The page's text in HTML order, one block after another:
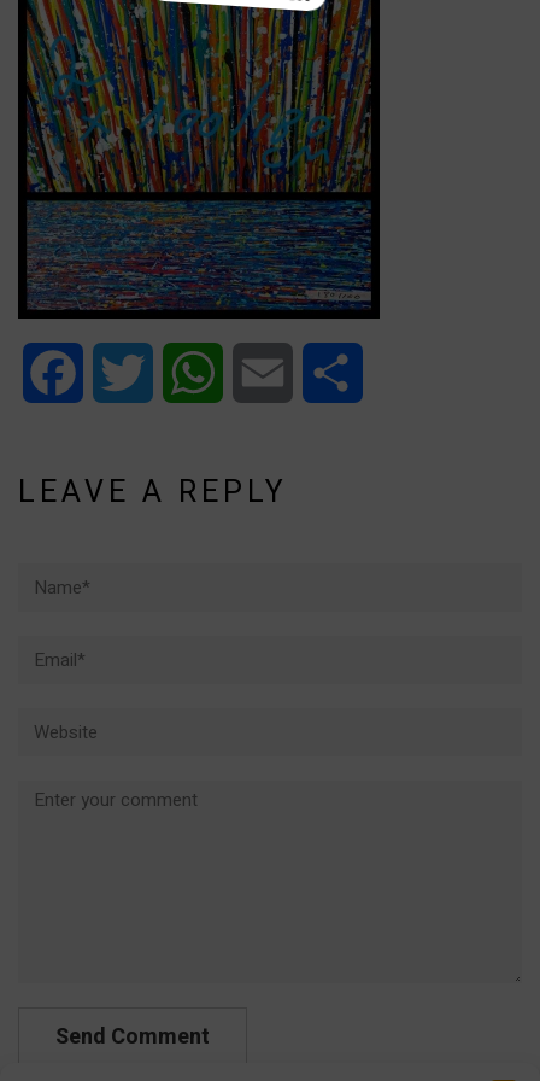
Facebook Twitter WhatsApp Email
LEAVE A REPLY
Comment